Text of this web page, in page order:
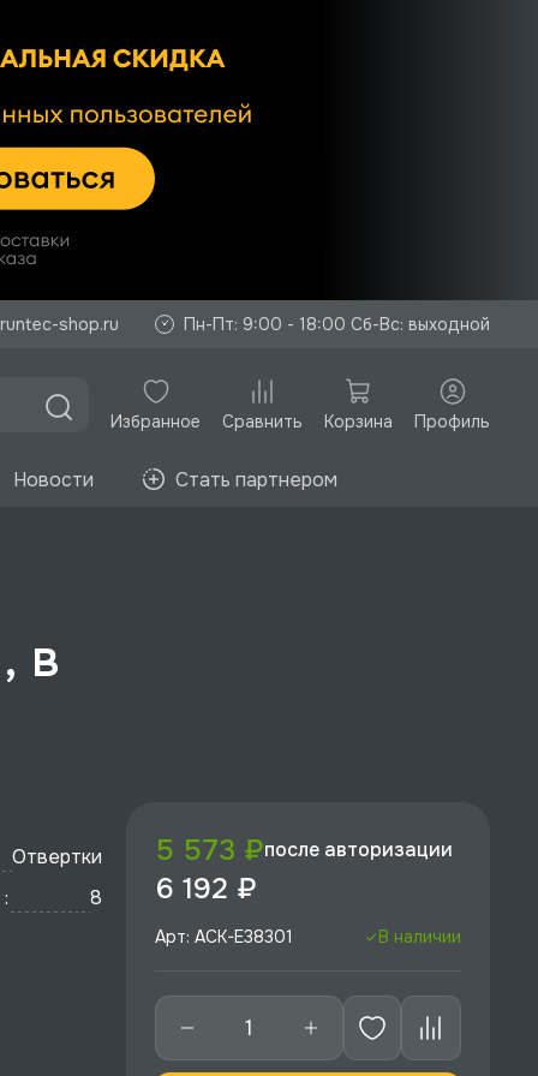
shop.ru Пн-Пт: 9:00 - 18:00 Сб-Вс: выходной
Избранное Сравнить Корзина Профиль
Новости Стать партнером
в
Отвертки
8
5 573 ₽после авторизации
6 192 ₽
Арт: ACK-E38301 В наличии